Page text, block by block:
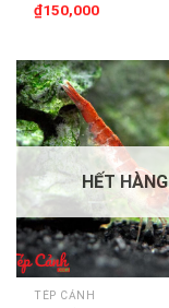
₫150,000
HẾT HÀNG
TÉP CẢNH